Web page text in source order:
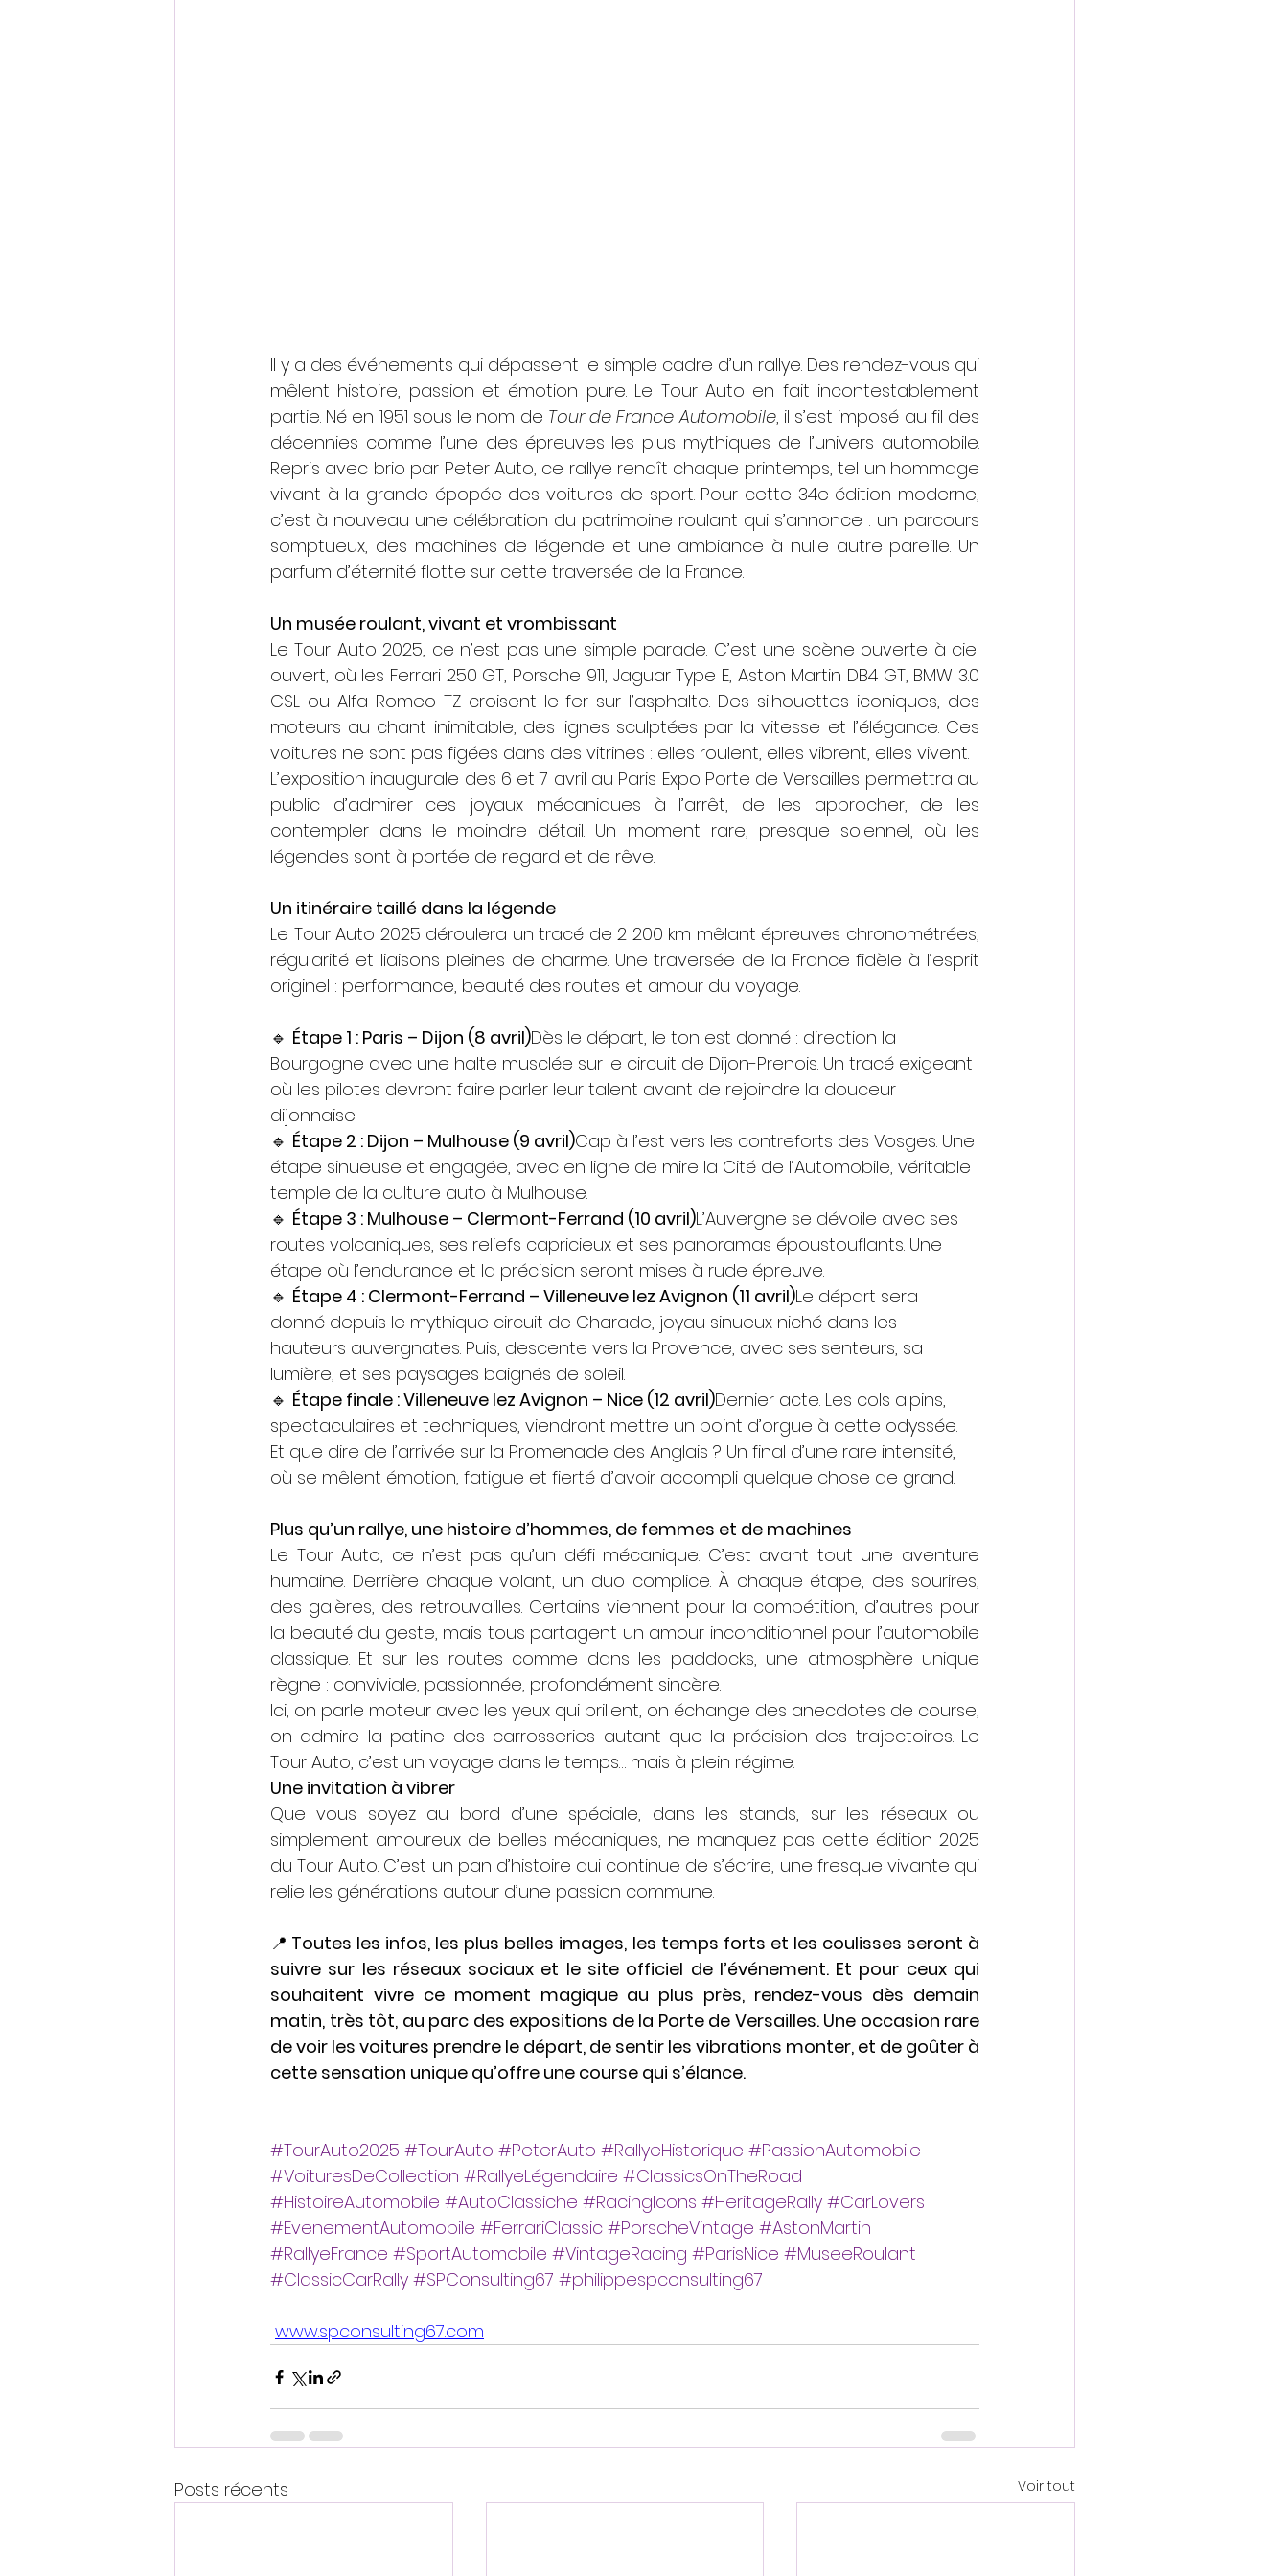
Il y a des événements qui dépassent le simple cadre d’un rallye. Des rendez-vous qui
mêlent histoire, passion et émotion pure. Le Tour Auto en fait incontestablement
partie. Né en 1951 sous le nom de Tour de France Automobile, il s’est imposé au fil des
décennies comme l’une des épreuves les plus mythiques de l’univers automobile.
Repris avec brio par Peter Auto, ce rallye renaît chaque printemps, tel un hommage
vivant à la grande épopée des voitures de sport. Pour cette 34e édition moderne,
c’est à nouveau une célébration du patrimoine roulant qui s’annonce : un parcours
somptueux, des machines de légende et une ambiance à nulle autre pareille. Un
parfum d’éternité flotte sur cette traversée de la France.
Un musée roulant, vivant et vrombissant
Le Tour Auto 2025, ce n’est pas une simple parade. C’est une scène ouverte à ciel
ouvert, où les Ferrari 250 GT, Porsche 911, Jaguar Type E, Aston Martin DB4 GT, BMW 3.0
CSL ou Alfa Romeo TZ croisent le fer sur l’asphalte. Des silhouettes iconiques, des
moteurs au chant inimitable, des lignes sculptées par la vitesse et l’élégance. Ces
voitures ne sont pas figées dans des vitrines : elles roulent, elles vibrent, elles vivent.
L’exposition inaugurale des 6 et 7 avril au Paris Expo Porte de Versailles permettra au
public d’admirer ces joyaux mécaniques à l’arrêt, de les approcher, de les
contempler dans le moindre détail. Un moment rare, presque solennel, où les
légendes sont à portée de regard et de rêve.
Un itinéraire taillé dans la légende
Le Tour Auto 2025 déroulera un tracé de 2 200 km mêlant épreuves chronométrées,
régularité et liaisons pleines de charme. Une traversée de la France fidèle à l’esprit
originel : performance, beauté des routes et amour du voyage.
🔹 Étape 1 : Paris – Dijon (8 avril)Dès le départ, le ton est donné : direction la
Bourgogne avec une halte musclée sur le circuit de Dijon-Prenois. Un tracé exigeant
où les pilotes devront faire parler leur talent avant de rejoindre la douceur
dijonnaise.
🔹 Étape 2 : Dijon – Mulhouse (9 avril)Cap à l’est vers les contreforts des Vosges. Une
étape sinueuse et engagée, avec en ligne de mire la Cité de l’Automobile, véritable
temple de la culture auto à Mulhouse.
🔹 Étape 3 : Mulhouse – Clermont-Ferrand (10 avril)L’Auvergne se dévoile avec ses
routes volcaniques, ses reliefs capricieux et ses panoramas époustouflants. Une
étape où l’endurance et la précision seront mises à rude épreuve.
🔹 Étape 4 : Clermont-Ferrand – Villeneuve lez Avignon (11 avril)Le départ sera
donné depuis le mythique circuit de Charade, joyau sinueux niché dans les
hauteurs auvergnates. Puis, descente vers la Provence, avec ses senteurs, sa
lumière, et ses paysages baignés de soleil.
🔹 Étape finale : Villeneuve lez Avignon – Nice (12 avril)Dernier acte. Les cols alpins,
spectaculaires et techniques, viendront mettre un point d’orgue à cette odyssée.
Et que dire de l’arrivée sur la Promenade des Anglais ? Un final d’une rare intensité,
où se mêlent émotion, fatigue et fierté d’avoir accompli quelque chose de grand.
Plus qu’un rallye, une histoire d’hommes, de femmes et de machines
Le Tour Auto, ce n’est pas qu’un défi mécanique. C’est avant tout une aventure
humaine. Derrière chaque volant, un duo complice. À chaque étape, des sourires,
des galères, des retrouvailles. Certains viennent pour la compétition, d’autres pour
la beauté du geste, mais tous partagent un amour inconditionnel pour l’automobile
classique. Et sur les routes comme dans les paddocks, une atmosphère unique
règne : conviviale, passionnée, profondément sincère.
Ici, on parle moteur avec les yeux qui brillent, on échange des anecdotes de course,
on admire la patine des carrosseries autant que la précision des trajectoires. Le
Tour Auto, c’est un voyage dans le temps… mais à plein régime.
Une invitation à vibrer
Que vous soyez au bord d’une spéciale, dans les stands, sur les réseaux ou
simplement amoureux de belles mécaniques, ne manquez pas cette édition 2025
du Tour Auto. C’est un pan d’histoire qui continue de s’écrire, une fresque vivante qui
relie les générations autour d’une passion commune.
📍 Toutes les infos, les plus belles images, les temps forts et les coulisses seront à
suivre sur les réseaux sociaux et le site officiel de l’événement. Et pour ceux qui
souhaitent vivre ce moment magique au plus près, rendez-vous dès demain
matin, très tôt, au parc des expositions de la Porte de Versailles. Une occasion rare
de voir les voitures prendre le départ, de sentir les vibrations monter, et de goûter à
cette sensation unique qu’offre une course qui s’élance.
#TourAuto2025 #TourAuto #PeterAuto #RallyeHistorique #PassionAutomobile
#VoituresDeCollection #RallyeLégendaire #ClassicsOnTheRoad
#HistoireAutomobile #AutoClassiche #RacingIcons #HeritageRally #CarLovers
#EvenementAutomobile #FerrariClassic #PorscheVintage #AstonMartin
#RallyeFrance #SportAutomobile #VintageRacing #ParisNice #MuseeRoulant
#ClassicCarRally #SPConsulting67 #philippespconsulting67
www.spconsulting67.com
Posts récents Voir tout